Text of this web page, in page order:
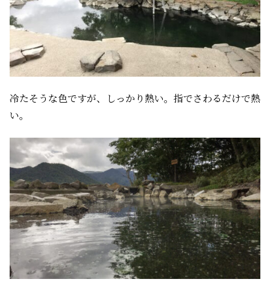
冷たそうな色ですが、しっかり熱い。指でさわるだけで熱
い。